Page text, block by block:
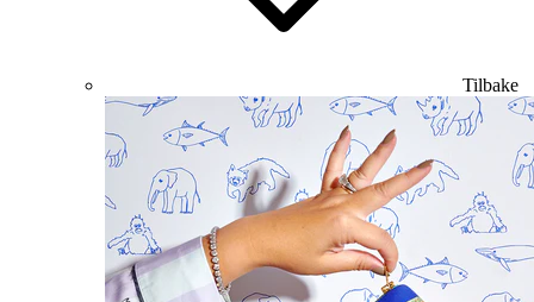
Tilbake